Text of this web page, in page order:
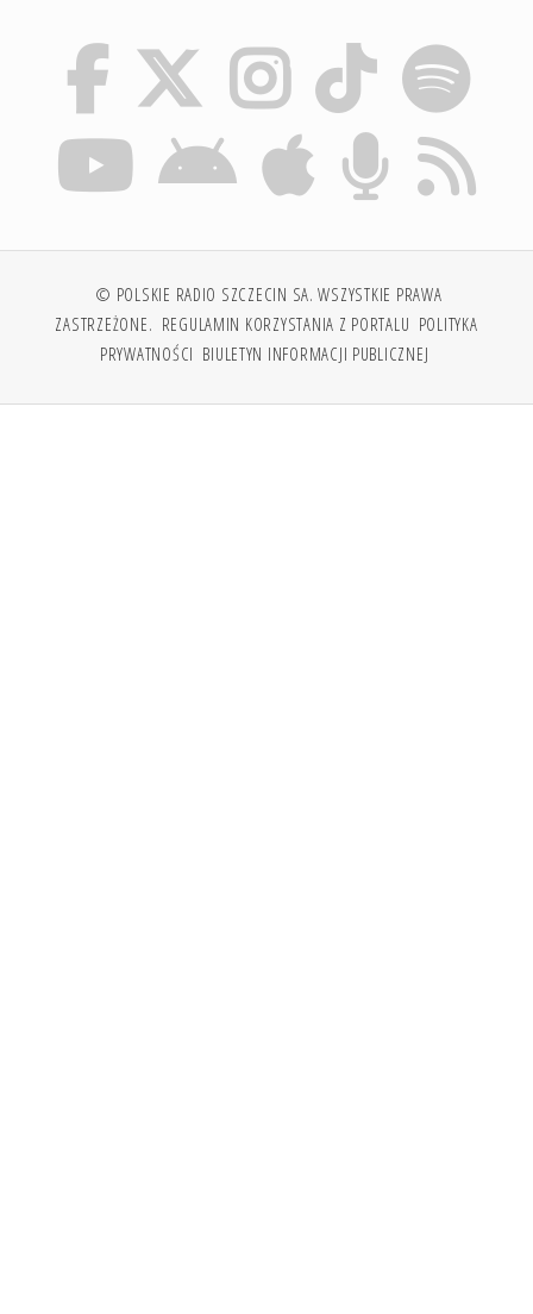
© POLSKIE RADIO SZCZECIN SA. WSZYSTKIE PRAWA
ZASTRZEŻONE. REGULAMIN KORZYSTANIA Z PORTALU POLITYKA
PRYWATNOŚCI BIULETYN INFORMACJI PUBLICZNEJ